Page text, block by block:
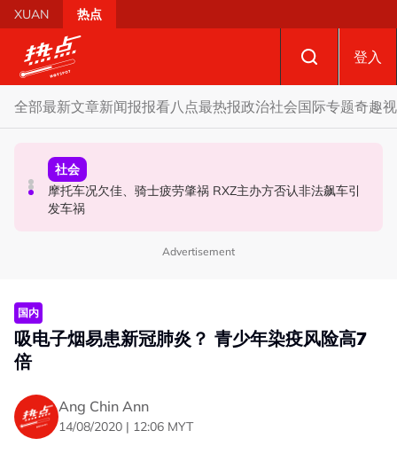
Skip to main content
XUAN 热点
登入
全部最新文章新闻报报看八点最热报政治社会国际专题奇趣
政治
柔森州选合作奏效 阿末马斯兰吁国阵国盟携手迎战甲州选
财经
SST成华商远离希盟因素？ 阿末马斯兰：华裔商家更倾向
GST机制
社会
摩托车况欠佳、骑士疲劳肇祸 RXZ主办方否认非法飙车引
发车祸
Advertisement
国内
吸电子烟易患新冠肺炎？ 青少年染疫风险高7
倍
Ang Chin Ann
14/08/2020 | 12:06 MYT